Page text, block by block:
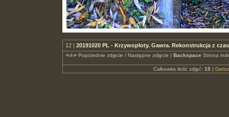
12 | 20191020 PL - Krzywopłoty. Gawra. Rekonstrukcja z
<-/->Poprzednie zdjęcie / Następne zdjęcie | Backspace Strona
Całkowita ilość zdjęć: 15|